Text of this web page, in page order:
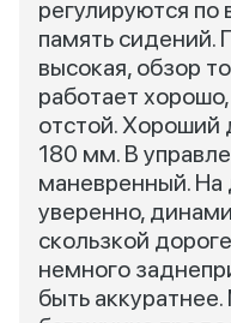
регулируются по
память сидений.
высокая, обзор
работает
отстой.
180 мм. В
маневренный.
уверенно,
скользкой
немного
быть